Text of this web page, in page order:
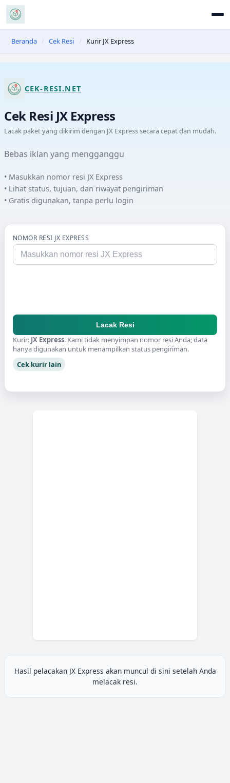
Beranda / Cek Resi / Kurir JX Express
CEK-RESI.NET
Cek Resi JX Express
Lacak paket yang dikirim dengan JX Expresssecara cepat dan mudah.
Bebas iklan yang mengganggu
• Masukkan nomor resi JX Express
• Lihat status, tujuan, dan riwayat pengiriman
• Gratis digunakan, tanpa perlu login
NOMOR RESI JX EXPRESS
Lacak Resi
Kurir: JX Express. Kami tidak menyimpan nomor resi Anda; data
hanya digunakan untuk menampilkan status pengiriman.
Cek kurir lain
Hasil pelacakan JX Express akan muncul di sini setelah Anda
melacak resi.